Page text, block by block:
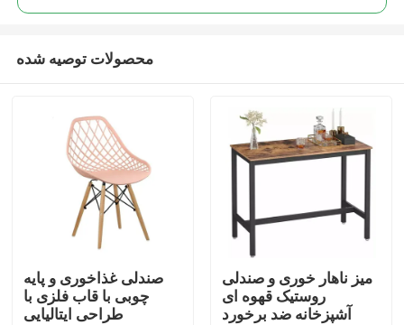
محصولات توصیه شده
صندلی غذاخوری و پایه
چوبی با قاب فلزی با
طراحی ایتالیایی
میز ناهار خوری و صندلی
روستیک قهوه ای
آشپزخانه ضد برخورد